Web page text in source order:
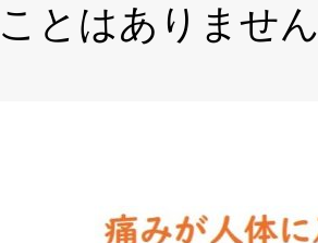
とはありません